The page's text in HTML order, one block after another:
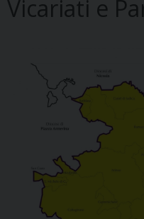
Vicariati e